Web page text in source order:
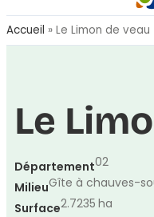
Accueil » Le Limon de veau
Le
Département02
MilieuGîte à chauves-
Surface2.7235 ha